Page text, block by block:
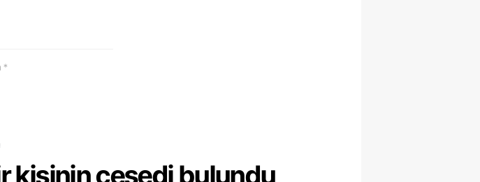
*
kişinin cesedi bulundu